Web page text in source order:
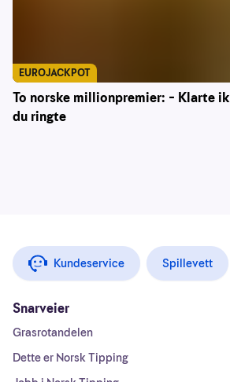
To norske millionpremier: – Klarte
du ringte
EUROJACKPOT
Kundeservice Spillevett
Snarveier
Grasrotandelen
Dette er Norsk Tipping